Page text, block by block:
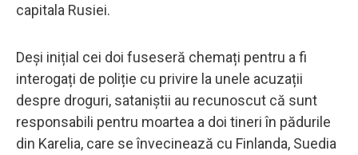
capitala Rusiei.
Deși inițial cei doi fuseseră chemați pentru a fi
interogați de poliție cu privire la unele acuzații
despre droguri, sataniştii au recunoscut că sunt
responsabili pentru moartea a doi tineri în pădurile
din Karelia, care se învecinează cu Finlanda, Suedia